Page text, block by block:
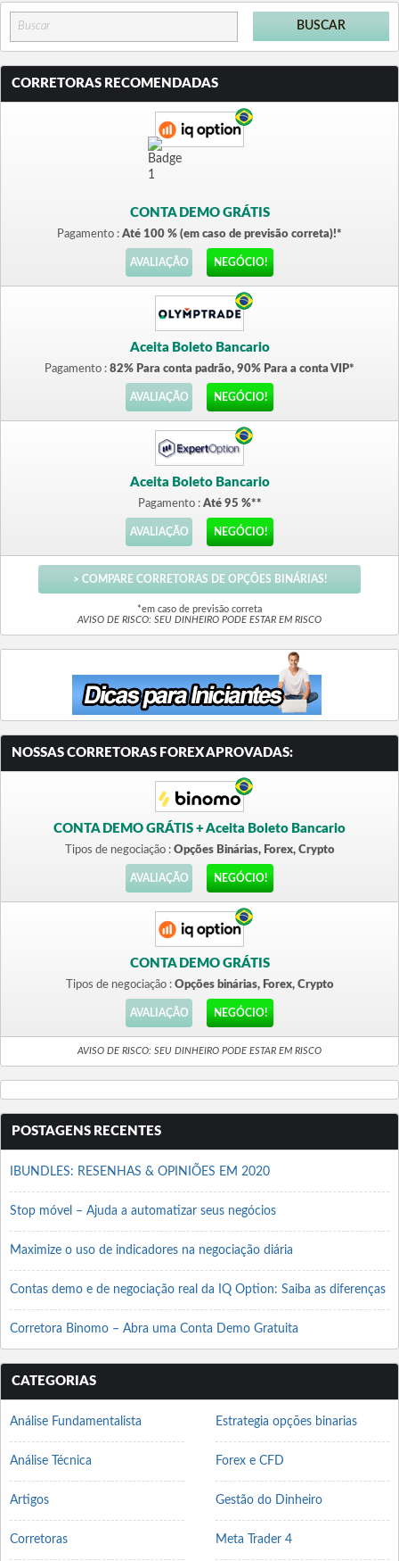
CORRETORAS RECOMENDADAS
CONTA DEMO GRÁTIS
Pagamento : Até 100 % (em caso de previsão correta)!*
AVALIAÇÃO NEGÓCIO!
Aceita Boleto Bancario
Pagamento : 82% Para conta padrão, 90% Para a conta VIP*
AVALIAÇÃO NEGÓCIO!
Aceita Boleto Bancario
Pagamento : Até 95 %**
AVALIAÇÃO NEGÓCIO!
> COMPARE CORRETORAS DE OPÇÕES BINÁRIAS!
*em caso de previsão correta
AVISO DE RISCO: SEU DINHEIRO PODE ESTAR EM RISCO
NOSSAS CORRETORAS FOREX APROVADAS:
CONTA DEMO GRÁTIS + Aceita Boleto Bancario
Tipos de negociação : Opções Binárias, Forex, Crypto
AVALIAÇÃO NEGÓCIO!
CONTA DEMO GRÁTIS
Tipos de negociação : Opções binárias, Forex, Crypto
AVALIAÇÃO NEGÓCIO!
AVISO DE RISCO: SEU DINHEIRO PODE ESTAR EM RISCO
POSTAGENS RECENTES
IBUNDLES: RESENHAS & OPINIÕES EM 2020
Stop móvel – Ajuda a automatizar seus negócios
Maximize o uso de indicadores na negociação diária
Contas demo e de negociação real da IQ Option: Saiba as diferenças
Corretora Binomo – Abra uma Conta Demo Gratuita
CATEGORIAS
Análise Fundamentalista
Análise Técnica
Artigos
Corretoras
Estrategia opções binarias
Forex e CFD
Gestão do Dinheiro
Meta Trader 4